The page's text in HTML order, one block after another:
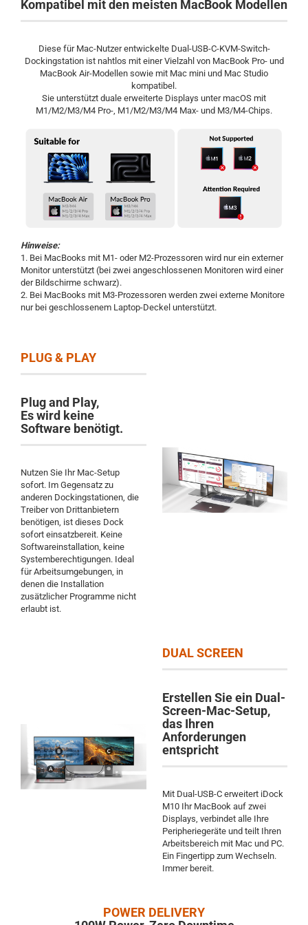
Kompatibel mit den meisten MacBook Modellen
Diese für Mac-Nutzer entwickelte Dual-USB-C-KVM-Switch-
Dockingstation ist nahtlos mit einer Vielzahl von MacBook Pro- und
MacBook Air-Modellen sowie mit Mac mini und Mac Studio
kompatibel.
Sie unterstützt duale erweiterte Displays unter macOS mit
M1/M2/M3/M4 Pro-, M1/M2/M3/M4 Max- und M3/M4-Chips.
Hinweise:
1. Bei MacBooks mit M1- oder M2-Prozessoren wird nur ein externer
Monitor unterstützt (bei zwei angeschlossenen Monitoren wird einer
der Bildschirme schwarz).
2. Bei MacBooks mit M3-Prozessoren werden zwei externe Monitore
nur bei geschlossenem Laptop-Deckel unterstützt.
PLUG & PLAY
Plug and Play,
Es wird keine
Software benötigt.
Nutzen Sie Ihr Mac-Setup
sofort. Im Gegensatz zu
anderen Dockingstationen, die
Treiber von Drittanbietern
benötigen, ist dieses Dock
sofort einsatzbereit. Keine
Softwareinstallation, keine
Systemberechtigungen. Ideal
für Arbeitsumgebungen, in
denen die Installation
zusätzlicher Programme nicht
erlaubt ist.
DUAL SCREEN
Erstellen Sie ein Dual-
Screen-Mac-Setup,
das Ihren
Anforderungen
entspricht
Mit Dual-USB-C erweitert iDock
M10 Ihr MacBook auf zwei
Displays, verbindet alle Ihre
Peripheriegeräte und teilt Ihren
Arbeitsbereich mit Mac und PC.
Ein Fingertipp zum Wechseln.
Immer bereit.
POWER DELIVERY